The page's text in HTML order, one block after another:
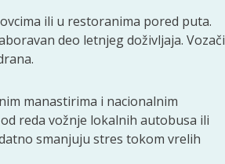
ili u restoranima pored puta.
deo letnjeg doživljaja. Vozači
manastirima i nacionalnim
reda vožnje lokalnih autobusa ili
smanjuju stres tokom vrelih